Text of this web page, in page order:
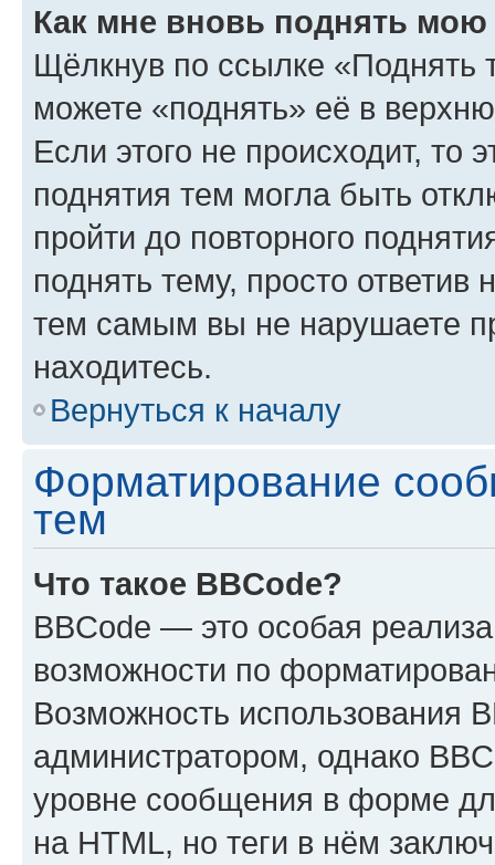
Как мне вновь поднять мою
Щёлкнув по ссылке «Поднять
можете «поднять» её в
Если этого не происходит, то
поднятия тем могла быть
пройти до повторного
поднять тему, просто ответив
тем самым вы не нарушаете
находитесь.
Вернуться к началу
Форматирование
тем
Что такое BBCode?
BBCode — это особая
возможности по
Возможность использования
администратором, однако
уровне сообщения в форме
на HTML, но теги в нём